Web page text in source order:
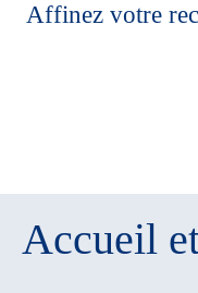
Affinez votre
Accueil